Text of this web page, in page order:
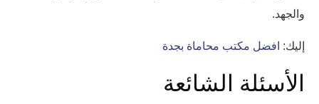
والجهد.
إليك: افضل مكتب محاماة بجدة
الأسئلة الشائعة